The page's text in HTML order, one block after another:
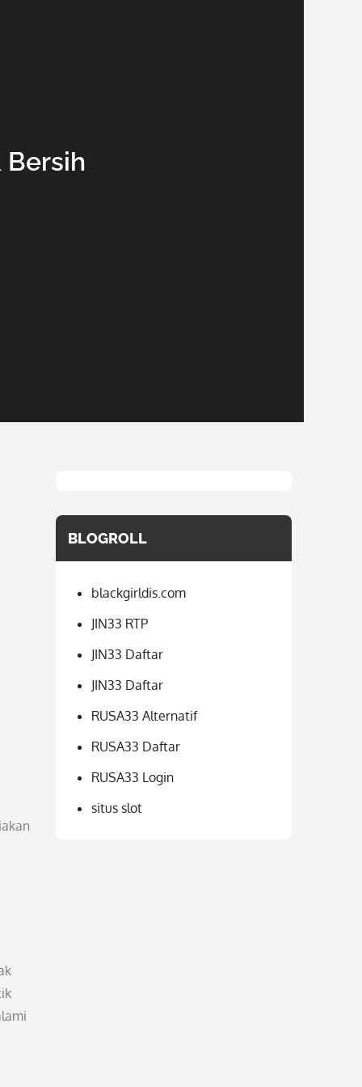
Bersih
BLOGROLL
blackgirldis.com
JIN33 RTP
JIN33 Daftar
JIN33 Daftar
RUSA33 Alternatif
RUSA33 Daftar
RUSA33 Login
situs slot